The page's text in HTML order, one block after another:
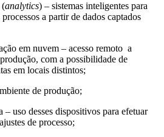
(analytics) – sistemas inteligentes para
a partir de dados captados
em nuvem – acesso remoto a
com a possibilidade de
em locais distintos;
de produção;
– uso desses dispositivos para efetuar
de processo;